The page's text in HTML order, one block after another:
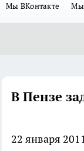
Мы ВКонтакте Мы
В Пензе
22 января